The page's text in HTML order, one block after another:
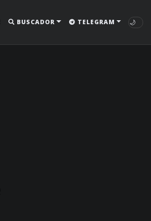
BUSCADOR TELEGRAM 🌙